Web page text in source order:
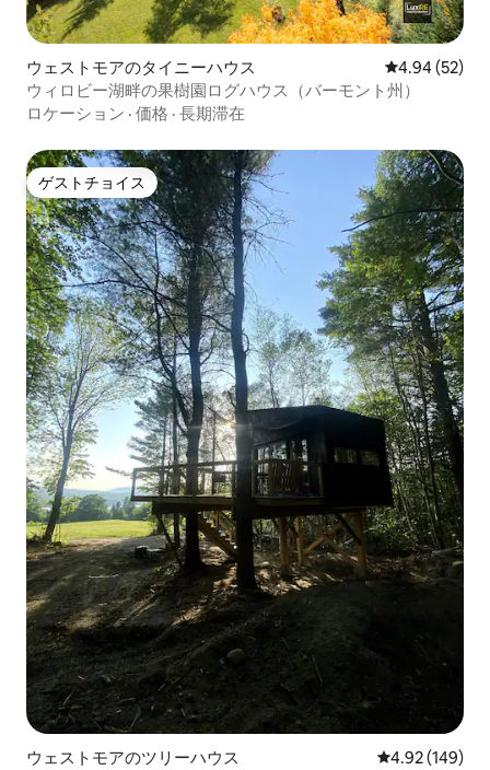
ウェストモアのタイニーハウス レビュー52
4.94 (52)
ウィロビー湖畔の果樹園ログハウス（バーモント州）
ロケーション · 価格 · 長期滞在
ゲストチョイス
ゲストチョイス
ウェストモアのツリーハウス レビュー149
4.92 (149)